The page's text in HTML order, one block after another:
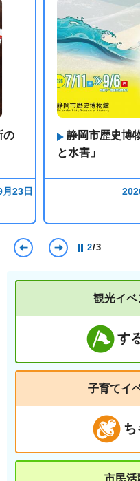
前のスライド
2/3
の
23日
静岡市歴史博
と水害」
観光イベ
す
子育てイ
ち